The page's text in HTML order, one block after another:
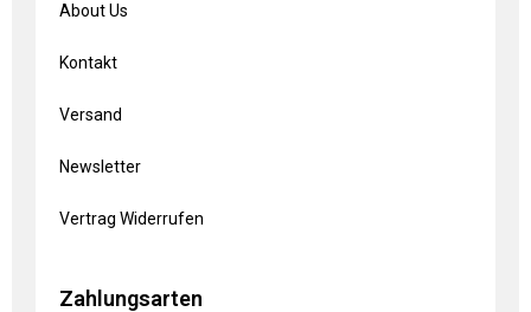
About Us
Kontakt
Versand
Newsletter
Vertrag Widerrufen
Zahlungsarten